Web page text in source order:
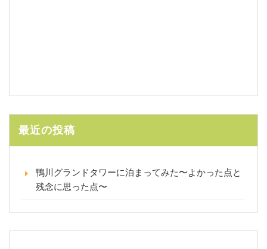
最近の投稿
鴨川グランドタワーに泊まってみた〜よかった点と
残念に思った点〜